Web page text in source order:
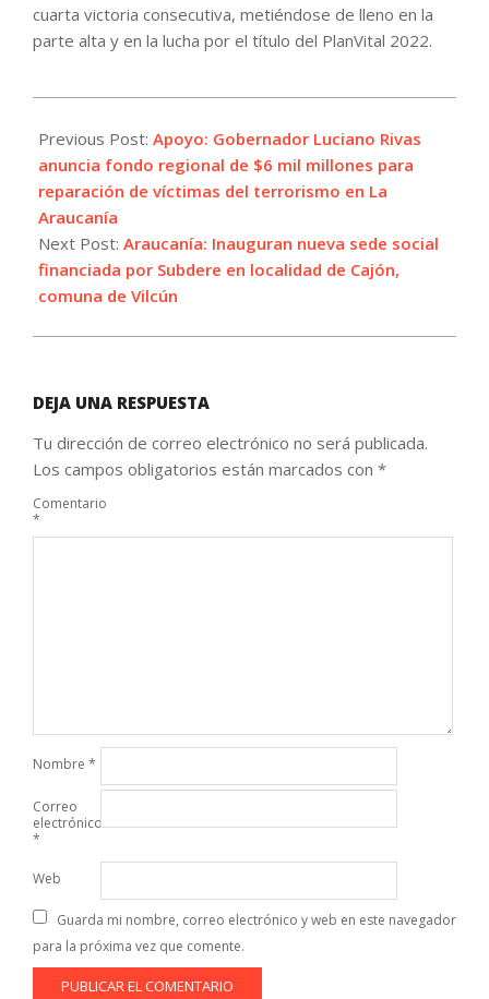
cuarta victoria consecutiva, metiéndose de lleno en la
parte alta y en la lucha por el título del PlanVital 2022.
07-
25
Previous Post: Apoyo: Gobernador Luciano Rivas
anuncia fondo regional de $6 mil millones para
reparación de víctimas del terrorismo en La
Araucanía
Next Post: Araucanía: Inauguran nueva sede social
financiada por Subdere en localidad de Cajón,
comuna de Vilcún
DEJA UNA RESPUESTA
Tu dirección de correo electrónico no será publicada.
Los campos obligatorios están marcados con *
Comentario
*
Nombre *
Correo
electrónico
*
Web
Guarda mi nombre, correo electrónico y web en este navegador
para la próxima vez que comente.